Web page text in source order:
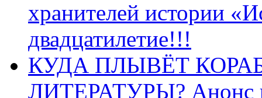
хранителей истории
двадцатилетие!!!
КУДА ПЛЫВЁТ
ЛИТЕРАТУРЫ? Анонс